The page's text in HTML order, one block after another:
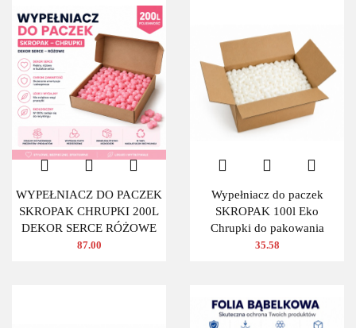
WYPEŁNIACZ DO PACZEK
SKROPAK CHRUPKI 200L
DEKOR SERCE RÓŻOWE
87.00
Wypełniacz do paczek
SKROPAK 100l Eko
Chrupki do pakowania
35.58